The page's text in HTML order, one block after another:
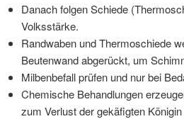
Danach folgen Schiede
Volksstärke.
Randwaben und Thermoschiede
Beutenwand abgerückt, um
Milbenbefall prüfen und nur bei
Chemische Behandlungen
zum Verlust der gekäfigten